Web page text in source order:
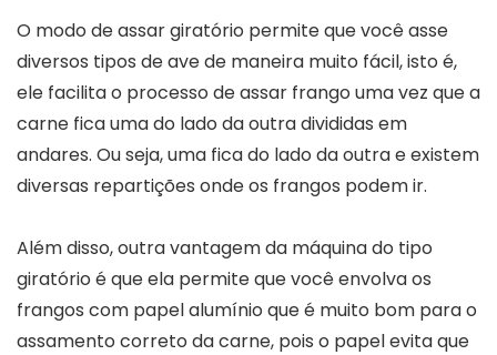
O modo de assar giratório permite que você asse
diversos tipos de ave de maneira muito fácil, isto é,
ele facilita o processo de assar frango uma vez que a
carne fica uma do lado da outra divididas em
andares. Ou seja, uma fica do lado da outra e existem
diversas repartições onde os frangos podem ir.
Além disso, outra vantagem da máquina do tipo
giratório é que ela permite que você envolva os
frangos com papel alumínio que é muito bom para o
assamento correto da carne, pois o papel evita que